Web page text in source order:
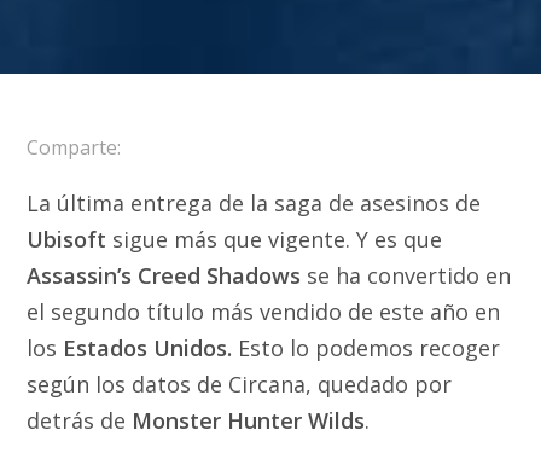
Comparte:
La última entrega de la saga de asesinos de
Ubisoft sigue más que vigente. Y es que
Assassin’s Creed Shadows se ha convertido en
el segundo título más vendido de este año en
los Estados Unidos. Esto lo podemos recoger
según los datos de Circana, quedado por
detrás de Monster Hunter Wilds.